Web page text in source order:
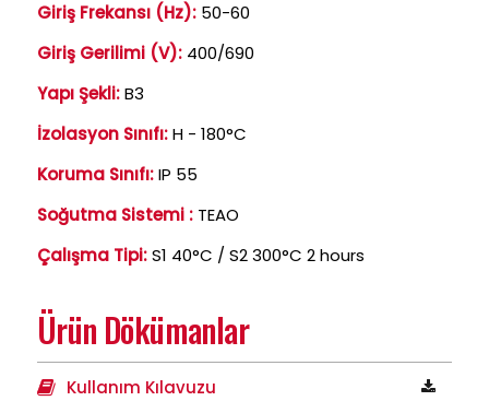
Giriş Frekansı (Hz): 50-60
Giriş Gerilimi (V): 400/690
Yapı Şekli:B3
İzolasyon Sınıfı:H - 180°C
Koruma Sınıfı:IP 55
Soğutma Sistemi : TEAO
Çalışma Tipi:S1 40°C / S2 300°C 2 hours
Ürün Dökümanlar
Kullanım Kılavuzu